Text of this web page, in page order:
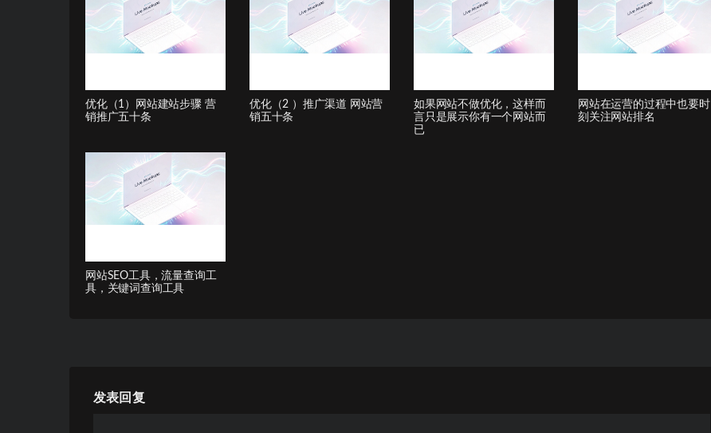
优化（1）网站建站步骤 营
销推广五十条
优化（2 ）推广渠道 网站营
销五十条
如果网站不做优化，这样而
言只是展示你有一个网站而
已
网站在运营的过程中也要时
刻关注网站排名
网站SEO工具，流量查询工
具，关键词查询工具
发表回复